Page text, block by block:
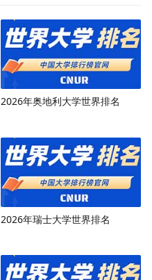
2026年奥地利大学世界排名
2026年瑞士大学世界排名